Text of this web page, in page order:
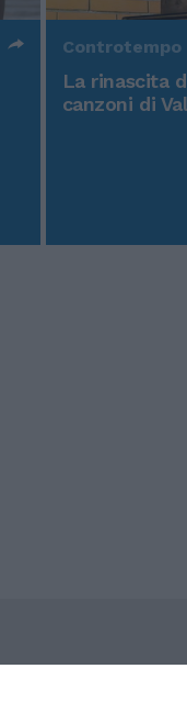
Controtempo
La rinascita
canzoni di